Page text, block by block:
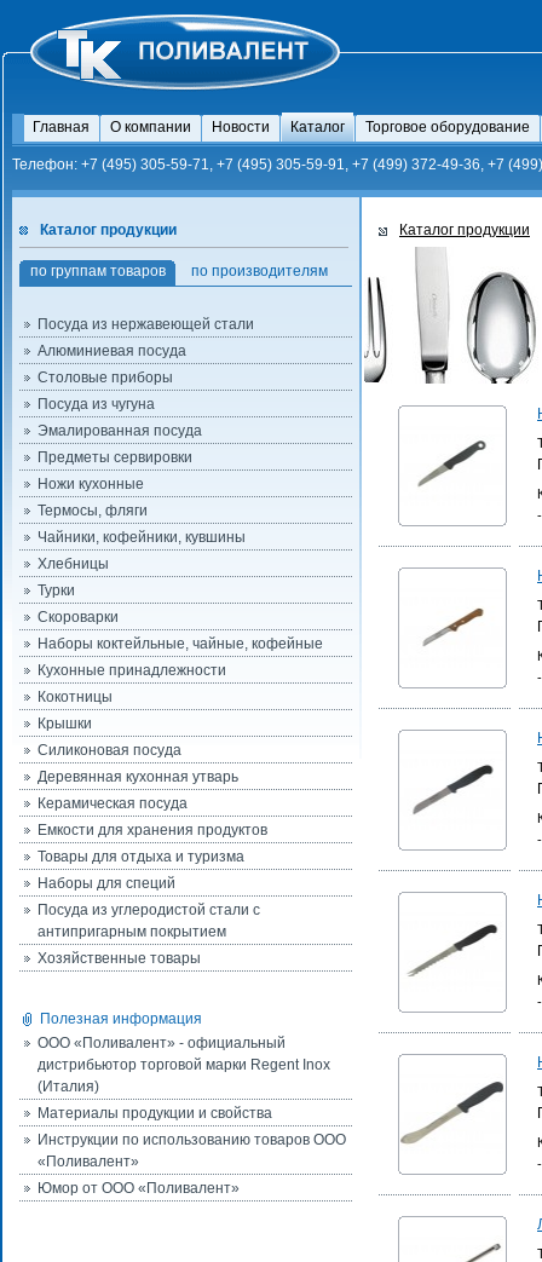
Главная О компании Новости Каталог Торговое оборудование
Телефон: +7 (495) 305-59-71, +7 (495) 305-59-91, +7 (499) 372-49-36, +7
Каталог продукции
по группам товаров по производителям
Посуда из нержавеющей стали
Алюминиевая посуда
Столовые приборы
Посуда из чугуна
Эмалированная посуда
Предметы сервировки
Ножи кухонные
Термосы, фляги
Чайники, кофейники, кувшины
Хлебницы
Турки
Скороварки
Наборы коктейльные, чайные, кофейные
Кухонные принадлежности
Кокотницы
Крышки
Силиконовая посуда
Деревянная кухонная утварь
Керамическая посуда
Емкости для хранения продуктов
Товары для отдыха и туризма
Наборы для специй
Посуда из углеродистой стали с
антипригарным покрытием
Хозяйственные товары
Полезная информация
ООО «Поливалент» - официальный
дистрибьютор торговой марки Regent Inox
(Италия)
Материалы продукции и свойства
Инструкции по использованию товаров ООО
«Поливалент»
Юмор от ООО «Поливалент»
Каталог продукции